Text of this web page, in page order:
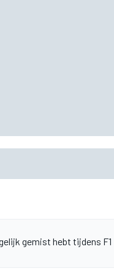
gemist hebt tijdens F1